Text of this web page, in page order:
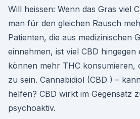
Will heissen: Wenn das Gras viel
man für den gleichen Rausch
Patienten, die aus medizinischen
einnehmen, ist viel CBD hingegen
können mehr THC konsumieren,
zu sein. Cannabidiol (CBD ) –
helfen? CBD wirkt im Gegensatz
psychoaktiv.